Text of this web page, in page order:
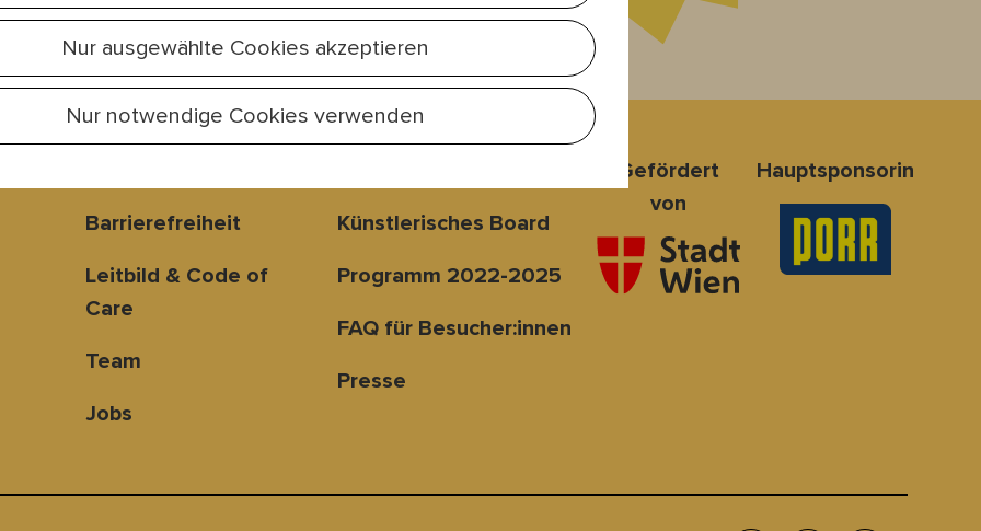
Barrierefreiheit
Leitbild & Code of
Care
Team
Jobs
Künstlerisches Board
Programm 2022-2025
FAQ für Besucher:innen
Presse
Gefördert
von
Hauptsponsorin
Nur ausgewählte Cookies akzeptieren
Nur notwendige Cookies verwenden